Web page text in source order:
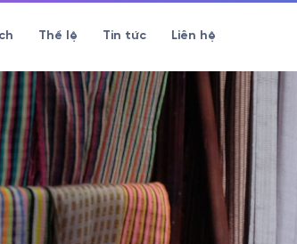
Thể lệ Tin tức Liên hệ